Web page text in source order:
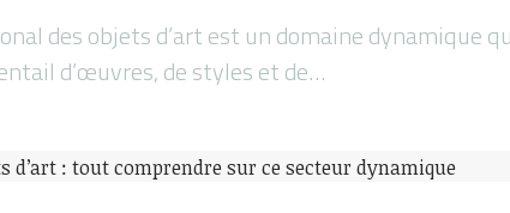
des objets d’art est un domaine dynamique
d’œuvres, de styles et de…